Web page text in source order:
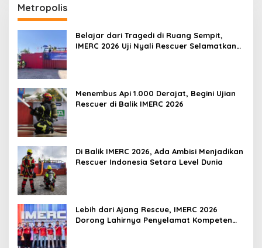
Metropolis
Belajar dari Tragedi di Ruang Sempit,
IMERC 2026 Uji Nyali Rescuer Selamatkan
Menembus Api 1.000 Derajat, Begini Ujian
Rescuer di Balik IMERC 2026
Di Balik IMERC 2026, Ada Ambisi Menjadikan
Rescuer Indonesia Setara Level Dunia
Lebih dari Ajang Rescue, IMERC 2026
Dorong Lahirnya Penyelamat Kompeten